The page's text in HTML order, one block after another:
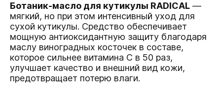
Ботаник-масло для кутикулы RADICAL —
мягкий, но при этом интенсивный уход для
сухой кутикулы. Средство обеспечивает
мощную антиоксидантную защиту благодаря
маслу виноградных косточек в составе,
которое сильнее витамина С в 50 раз,
улучшает качество и внешний вид кожи,
предотвращает потерю влаги.